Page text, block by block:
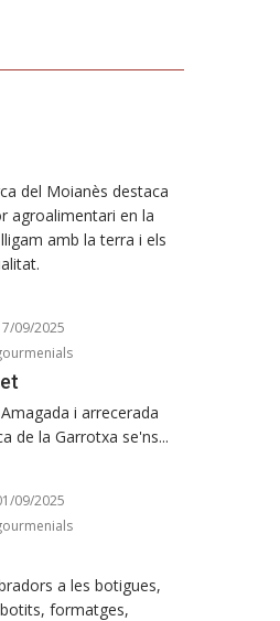
del Moianès destaca
agroalimentari en la
amb la terra i els
09/2025
i arrecerada
de la Garrotxa se'ns...
09/2025
a les botigues,
formatges,